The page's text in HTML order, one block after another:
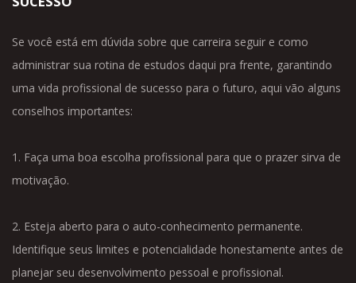
Se você está em dúvida sobre que carreira seguir e como
administrar sua rotina de estudos daqui pra frente, garantindo
uma vida profissional de sucesso para o futuro, aqui vão alguns
conselhos importantes:
1. Faça uma boa escolha profissional para que o prazer sirva de
motivação.
2. Esteja aberto para o auto-conhecimento permanente.
Identifique seus limites e potencialidade honestamente antes de
planejar seu desenvolvimento pessoal e profissional.